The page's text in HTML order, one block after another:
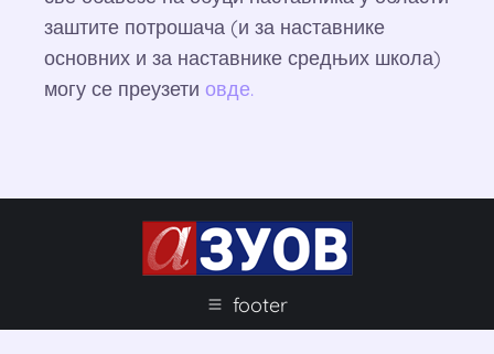
заштите потрошача (и за наставнике
основних и за наставнике средњих школа)
могу се преузети овде.
footer